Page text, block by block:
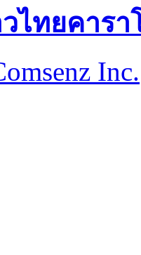
ไทยคารา
Inc.